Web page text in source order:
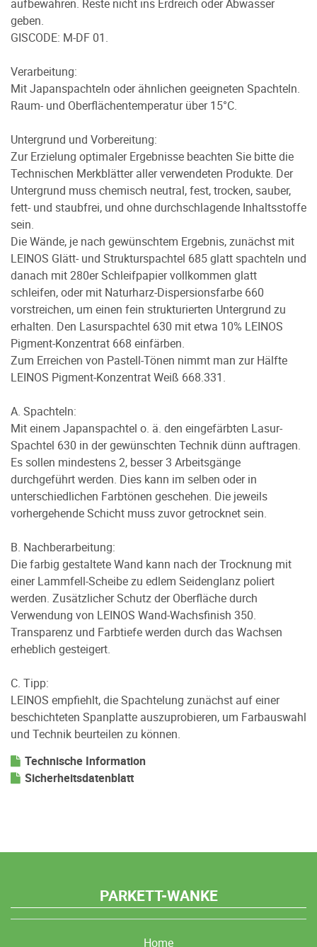
aufbewahren. Reste nicht ins Erdreich oder Abwasser
geben.
GISCODE: M-DF 01.
Verarbeitung:
Mit Japanspachteln oder ähnlichen geeigneten Spachteln.
Raum- und Oberflächentemperatur über 15°C.
Untergrund und Vorbereitung:
Zur Erzielung optimaler Ergebnisse beachten Sie bitte die
Technischen Merkblätter aller verwendeten Produkte. Der
Untergrund muss chemisch neutral, fest, trocken, sauber,
fett- und staubfrei, und ohne durchschlagende Inhaltsstoffe
sein.
Die Wände, je nach gewünschtem Ergebnis, zunächst mit
LEINOS Glätt- und Strukturspachtel 685 glatt spachteln und
danach mit 280er Schleifpapier vollkommen glatt
schleifen, oder mit Naturharz-Dispersionsfarbe 660
vorstreichen, um einen fein strukturierten Untergrund zu
erhalten. Den Lasurspachtel 630 mit etwa 10% LEINOS
Pigment-Konzentrat 668 einfärben.
Zum Erreichen von Pastell-Tönen nimmt man zur Hälfte
LEINOS Pigment-Konzentrat Weiß 668.331.
A. Spachteln:
Mit einem Japanspachtel o. ä. den eingefärbten Lasur-
Spachtel 630 in der gewünschten Technik dünn auftragen.
Es sollen mindestens 2, besser 3 Arbeitsgänge
durchgeführt werden. Dies kann im selben oder in
unterschiedlichen Farbtönen geschehen. Die jeweils
vorhergehende Schicht muss zuvor getrocknet sein.
B. Nachberarbeitung:
Die farbig gestaltete Wand kann nach der Trocknung mit
einer Lammfell-Scheibe zu edlem Seidenglanz poliert
werden. Zusätzlicher Schutz der Oberfläche durch
Verwendung von LEINOS Wand-Wachsfinish 350.
Transparenz und Farbtiefe werden durch das Wachsen
erheblich gesteigert.
C. Tipp:
LEINOS empfiehlt, die Spachtelung zunächst auf einer
beschichteten Spanplatte auszuprobieren, um Farbauswahl
und Technik beurteilen zu können.
Technische Information
Sicherheitsdatenblatt
PARKETT-WANKE
Home